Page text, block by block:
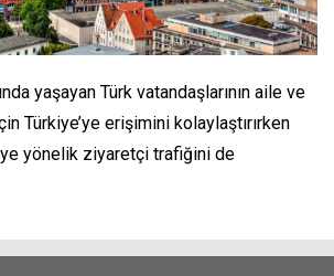
yaşayan Türk vatandaşlarının aile ve
Türkiye’ye erişimini kolaylaştırırken
yönelik ziyaretçi trafiğini de